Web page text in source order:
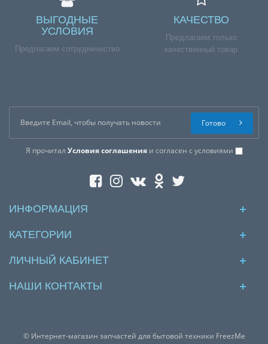
ВЫГОДНЫЕ
УСЛОВИЯ
Предлагаем сотрудничество
КАЧЕСТВО
Предлагаем только
качественный товар
Я прочитал Условия соглашенияи согласен с условиями
Готово
ИНФОРМАЦИЯ
КАТЕГОРИИ
ЛИЧНЫЙ КАБИНЕТ
НАШИ КОНТАКТЫ
© Интернет-магазин запчастей для бытовой техники FreezMe